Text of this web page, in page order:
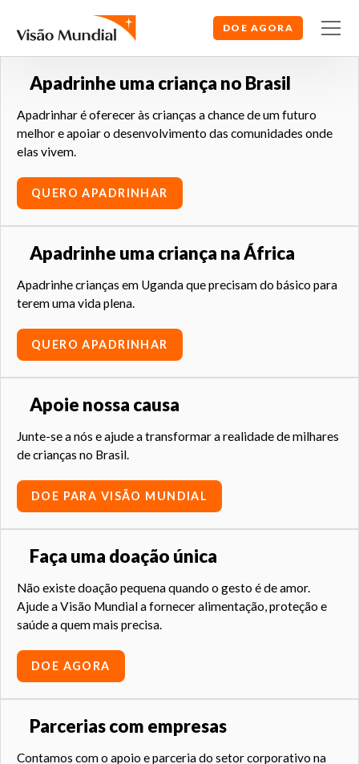
DOE AGORA
Apadrinhe uma criança no Brasil
Apadrinhar é oferecer às crianças a chance de um futuro
melhor e apoiar o desenvolvimento das comunidades onde
elas vivem.
QUERO APADRINHAR
Apadrinhe uma criança na África
Apadrinhe crianças em Uganda que precisam do básico para
terem uma vida plena.
QUERO APADRINHAR
Apoie nossa causa
Junte-se a nós e ajude a transformar a realidade de milhares
de crianças no Brasil.
DOE PARA VISÃO MUNDIAL
Faça uma doação única
Não existe doação pequena quando o gesto é de amor.
Ajude a Visão Mundial a fornecer alimentação, proteção e
saúde a quem mais precisa.
DOE AGORA
Parcerias com empresas
Contamos com o apoio e parceria do setor corporativo na